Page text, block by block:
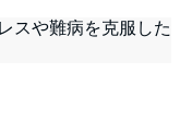
スや難病を克服した